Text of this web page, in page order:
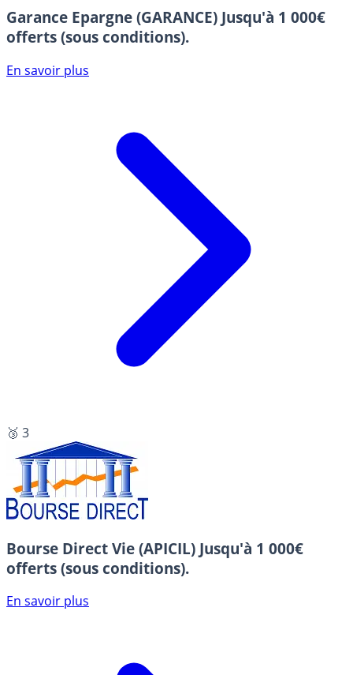
Garance Epargne (GARANCE) Jusqu'à 1 000€
offerts (sous conditions).
En savoir plus
🥉 3
Bourse Direct Vie (APICIL) Jusqu'à 1 000€
offerts (sous conditions).
En savoir plus